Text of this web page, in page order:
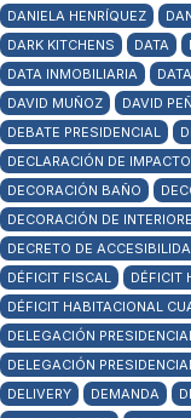
DANIELA HENRÍQUEZ
DARK KITCHENS
DATA
DATA INMOBILIARIA
DAVID MUÑOZ
DAVID
DEBATE PRESIDENCIAL
DECLARACIÓN DE
DECORACIÓN BAÑO
DECORACIÓN DE
DECRETO DE
DÉFICIT FISCAL
DÉFICIT
DÉFICIT HABITACIONAL
DELEGACIÓN
DELEGACIÓN
DELIVERY
DEMANDA